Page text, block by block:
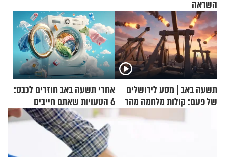
השראה
תשעה באב | מסע לירושלים
של פעם: קולות מלחמה מהר
אחרי תשעה באב חוזרים לכבס:
6 הטעויות שאתם חייבים
להפסיק לעשות